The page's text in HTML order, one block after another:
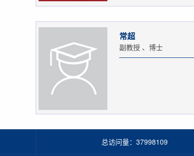
常超
副教授 、博士
总访问量： 37998109